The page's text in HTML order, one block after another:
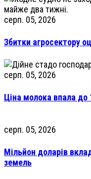
серп. 05, 2026
Збитки агросектору
серп. 05, 2026
Ціна молока впала до
серп. 05, 2026
Мільйон доларів
земель